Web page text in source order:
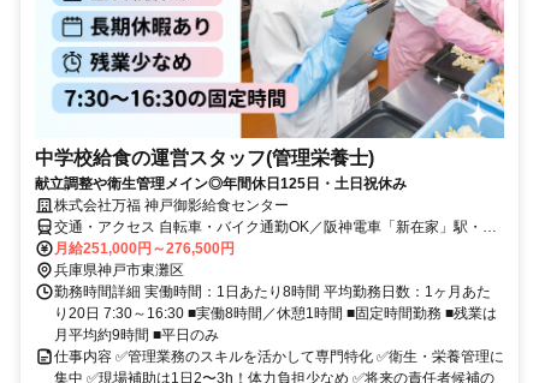
中学校給食の運営スタッフ(管理栄養士)
献立調整や衛生管理メイン◎年間休日125日・土日祝休み
株式会社万福 神戸御影給食センター
交通・アクセス 自転車・バイク通勤OK／阪神電車「新在家」駅・
「石屋川」駅から徒歩10分
月給251,000円～276,500円
兵庫県神戸市東灘区
勤務時間詳細 実働時間：1日あたり8時間 平均勤務日数：1ヶ月あた
り20日 7:30～16:30 ■実働8時間／休憩1時間 ■固定時間勤務 ■残業は
月平均約9時間 ■平日のみ
仕事内容 ✅管理業務のスキルを活かして専門特化 ✅衛生・栄養管理に
集中 ✅現場補助は1日2〜3h！体力負担少なめ ✅将来の責任者候補の